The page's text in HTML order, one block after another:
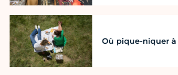
Où pique-niquer à